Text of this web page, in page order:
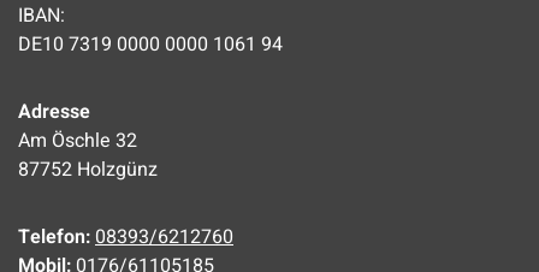
IBAN:
DE10 7319 0000 0000 1061 94
Adresse
Am Öschle 32
87752 Holzgünz
Telefon:08393/6212760